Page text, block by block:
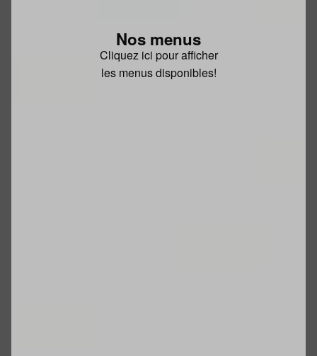
Nos menus
Cliquez ici pour afficher
les menus disponibles!